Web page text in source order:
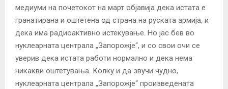
медиуми на почетокот на март објавија дека истата е
гранатирана и оштетена од страна на руската армија, и
дека има радиоактивно истекување. Но јас бев во
нуклеарната централа „Запорожје“, и со свои очи се
уверив дека истата работи нормално и дека нема
никакви оштетувања. Колку и да звучи чудно,
нуклеарната централа „Запорожје“ произведената